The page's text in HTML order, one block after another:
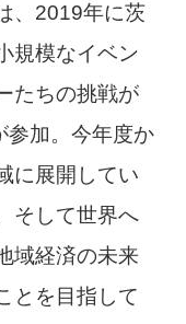
、2019年に茨
規模なイベン
たちの挑戦が
参加。今年度か
に展開してい
そして世界へ
域経済の未来
とを目指して